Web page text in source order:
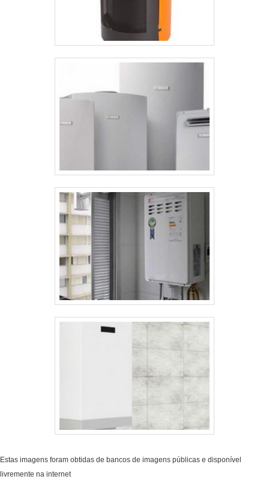
Estas imagens foram obtidas de bancos de imagens públicas e disponível
livremente na internet